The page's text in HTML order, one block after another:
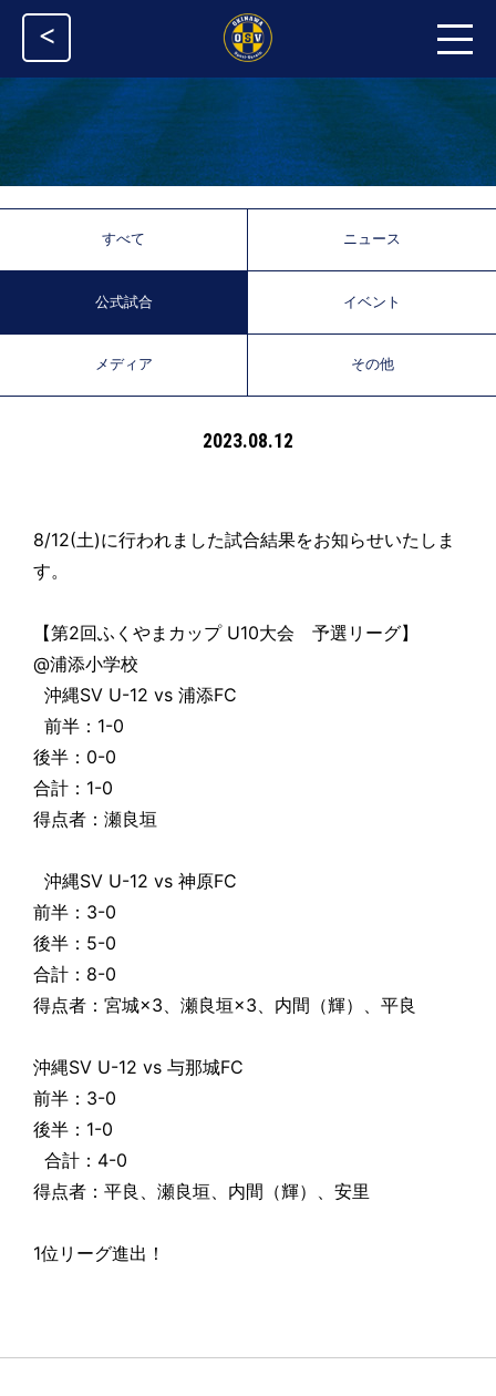
<
すべて ニュース
公式試合 イベント
メディア その他
2023.08.12
8/12(土)に行われました試合結果をお知らせいたしま
す。
【第2回ふくやまカップ U10大会 予選リーグ】
@浦添小学校
沖縄SV U-12 vs 浦添FC
前半：1-0
後半：0-0
合計：1-0
得点者：瀬良垣
沖縄SV U-12 vs 神原FC
前半：3-0
後半：5-0
合計：8-0
得点者：宮城×3、瀬良垣×3、内間（輝）、平良
沖縄SV U-12 vs 与那城FC
前半：3-0
後半：1-0
合計：4-0
得点者：平良、瀬良垣、内間（輝）、安里
1位リーグ進出！